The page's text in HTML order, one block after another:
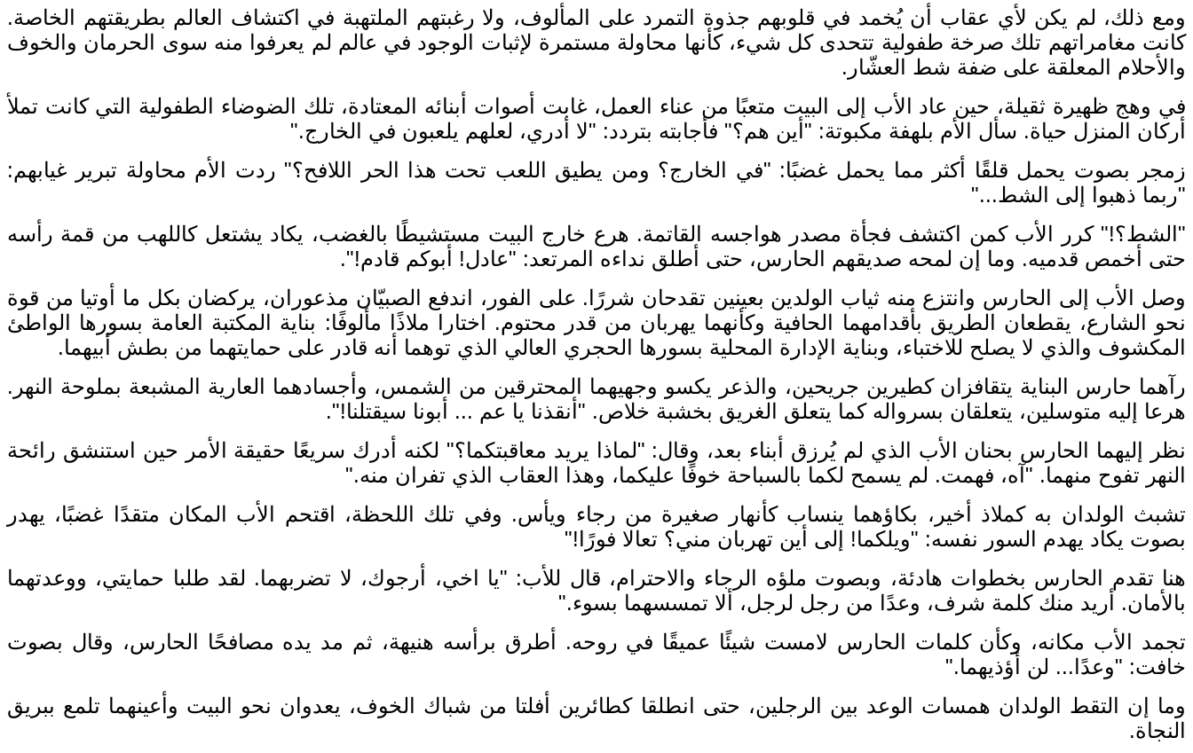
ومع ذلك، لم يكن لأي عقاب أن يُخمد في قلوبهم جذوة التمرد على المألوف، ولا رغبتهم الملتهبة في اكتشاف العالم بطريقتهم الخاصة.
كانت مغامراتهم تلك صرخة طفولية تتحدى كل شيء، كأنها محاولة مستمرة لإثبات الوجود في عالم لم يعرفوا منه سوى الحرمان والخوف
والأحلام المعلقة على ضفة شط العشّار .
في وهج ظهيرة ثقيلة، حين عاد الأب إلى البيت متعبًا من عناء العمل، غابت أصوات أبنائه المعتادة، تلك الضوضاء الطفولية التي كانت تملأ
أركان المنزل حياة. سأل الأم بلهفة مكبوتة: "أين هم؟" فأجابته بتردد: "لا أدري، لعلهم يلعبون في الخارج."
زمجر بصوت يحمل قلقًا أكثر مما يحمل غضبًا: "في الخارج؟ ومن يطيق اللعب تحت هذا الحر اللافح؟" ردت الأم محاولة تبرير غيابهم:
"ربما ذهبوا إلى الشط..."
"الشط؟!"كرر الأب كمن اكتشف فجأة مصدر هواجسه القاتمة. هرع خارج البيت مستشيطًا بالغضب، يكاد يشتعل كاللهب من قمة رأسه
حتى أخمص قدميه. وما إن لمحه صديقهم الحارس، حتى أطلق نداءه المرتعد: "عادل! أبوكم قادم!".
وصل الأب إلى الحارس وانتزع منه ثياب الولدين بعينين تقدحان شررًا. على الفور، اندفع الصبيّان مذعوران، يركضان بكل ما أوتيا من قوة
نحو الشارع، يقطعان الطريق بأقدامهما الحافية وكأنهما يهربان من قدر محتوم. اختارا ملاذًا مألوفًا: بناية المكتبة العامة بسورها الواطئ
المكشوف والذي لا يصلح للاختباء، وبناية الإدارة المحلية بسورها الحجري العالي الذي توهما أنه قادر على حمايتهما من بطش أبيهما.
رآهما حارس البناية يتقافزان كطيرين جريحين، والذعر يكسو وجهيهما المحترقين من الشمس، وأجسادهما العارية المشبعة بملوحة النهر .
هرعا إليه متوسلين، يتعلقان بسرواله كما يتعلق الغريق بخشبة خلاص. "أنقذنا يا عم ... أبونا سيقتلنا!".
نظر إليهما الحارس بحنان الأب الذي لم يُرزق أبناء بعد، وقال: "لماذا يريد معاقبتكما؟" لكنه أدرك سريعًا حقيقة الأمر حين استنشق رائحة
النهر تفوح منهما. "آه، فهمت. لم يسمح لكما بالسباحة خوفًا عليكما، وهذا العقاب الذي تفران منه."
تشبث الولدان به كملاذ أخير، بكاؤهما ينساب كأنهار صغيرة من رجاء ويأس. وفي تلك اللحظة، اقتحم الأب المكان متقدًا غضبًا، يهدر
بصوت يكاد يهدم السور نفسه: "ويلكما! إلى أين تهربان مني؟ تعالا فورًا!"
هنا تقدم الحارس بخطوات هادئة، وبصوت ملؤه الرجاء والاحترام، قال للأب: "يا اخي، أرجوك، لا تضربهما. لقد طلبا حمايتي، ووعدتهما
بالأمان. أريد منك كلمة شرف، وعدًا من رجل لرجل، ألا تمسسهما بسوء."
تجمد الأب مكانه، وكأن كلمات الحارس لامست شيئًا عميقًا في روحه. أطرق برأسه هنيهة، ثم مد يده مصافحًا الحارس، وقال بصوت
خافت: "وعدًا... لن أؤذيهما."
وما إن التقط الولدان همسات الوعد بين الرجلين، حتى انطلقا كطائرين أفلتا من شباك الخوف، يعدوان نحو البيت وأعينهما تلمع ببريق
النجاة.